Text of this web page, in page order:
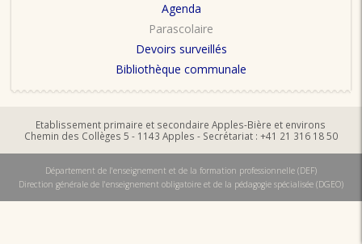
Agenda
Parascolaire
Devoirs surveillés
Bibliothèque communale
Etablissement primaire et secondaire Apples-Bière et environs
Chemin des Collèges 5 - 1143 Apples - Secrétariat : +41 21 316 18 50
Département de l'enseignement et de la formation professionnelle (DEF)
Direction générale de l'enseignement obligatoire et de la pédagogie spécialisée (DGEO)